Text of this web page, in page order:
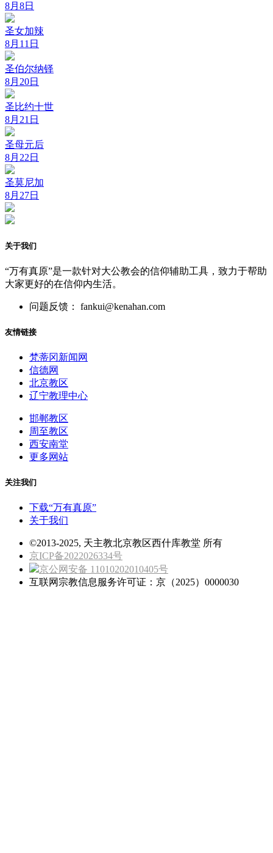
8月8日
圣女加辣
8月11日
圣伯尔纳铎
8月20日
圣比约十世
8月21日
圣母元后
8月22日
圣莫尼加
8月27日
关于我们
“万有真原”是一款针对大公教会的信仰辅助工具，致力于帮助
大家更好的在信仰内生活。
问题反馈： fankui@kenahan.com
友情链接
梵蒂冈新闻网
信德网
北京教区
辽宁教理中心
邯郸教区
周至教区
西安南堂
更多网站
关注我们
下载“万有真原”
关于我们
©2013-2025, 天主教北京教区西什库教堂 所有
京ICP备2022026334号
京公网安备 11010202010405号
互联网宗教信息服务许可证：京（2025）0000030